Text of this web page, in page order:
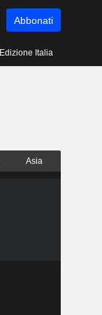
Abbonati
Edizione Italia
Asia